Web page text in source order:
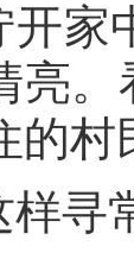
开家
亮
的
样寻